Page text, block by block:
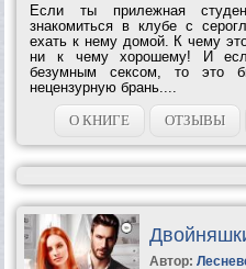
Если ты прилежная
знакомиться в клубе с
ехать к нему домой. К чему
ни к чему хорошему! И
безумным сексом, то это
нецензурную брань....
О КНИГЕ
ОТЗЫВЫ
Автор: